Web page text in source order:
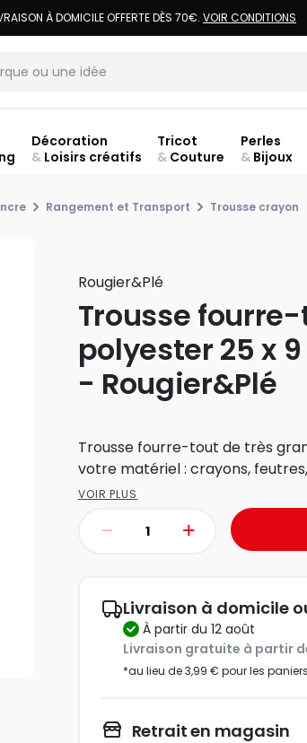
À DOMICILE OFFERTE DÈS 70€. VOIR CONDITIONS
Décoration
&Loisirs créatifs
Tricot
& Couture
Perles
& Bijoux
Rangement et Transport Trousse crayon
Rougier&plé
Trousse
polyester 25 x 9
- Rougier&Plé
Trousse fourre-tout de très grande
votre matériel : crayons,
VOIR PLUS
Livraison à domicile
à partir du 12 août
Livraison gratuite à partir
*au lieu de 3,99 € pour les
Retrait en magasin